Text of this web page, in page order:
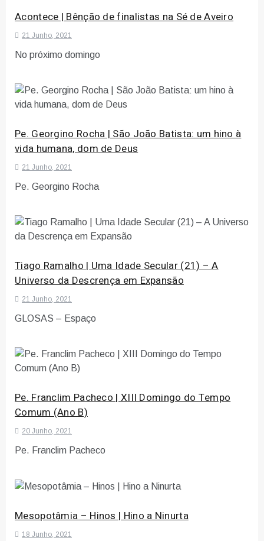
Acontece | Bênção de finalistas na Sé de Aveiro
21 Junho, 2021
No próximo domingo
Pe. Georgino Rocha | São João Batista: um hino à
vida humana, dom de Deus
21 Junho, 2021
Pe. Georgino Rocha
Tiago Ramalho | Uma Idade Secular (21) – A
Universo da Descrença em Expansão
21 Junho, 2021
GLOSAS – Espaço
Pe. Franclim Pacheco | XIII Domingo do Tempo
Comum (Ano B)
20 Junho, 2021
Pe. Franclim Pacheco
Mesopotâmia – Hinos | Hino a Ninurta
18 Junho, 2021